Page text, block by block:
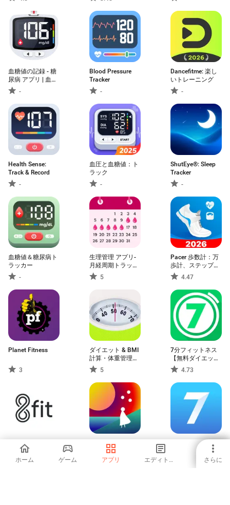
ホーム ゲーム アプリ エディトリアル さらに
血糖値の記録 - 糖
尿病 アプリ | 血糖
値管理 アプリ
-
Blood Pressure
Tracker
-
Dancefitme: 楽し
いトレーニング
-
Health Sense:
Track & Record
-
血圧と血糖値：ト
ラック
-
ShutEye®: Sleep
Tracker
-
血糖値＆糖尿病ト
ラッカー
-
生理管理 アプリ-
月経周期トラッカ
ー, 排卵日
5
Pacer 歩数計：万
歩計、ステップカ
ウンター、カロリ
ー計算
4.47
Planet Fitness
3
ダイエット & BMI
計算・体重管理ア
プリ5
7分フィットネス
【無料ダイエット
体重管理】
4.73
8fit - ワークアウト
と食事のプランナ
4.58
Fabulous: セルフ
4.17
Seven - 7 Minute